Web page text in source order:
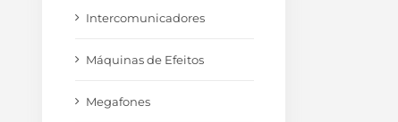
Intercomunicadores
Máquinas de Efeitos
Megafones